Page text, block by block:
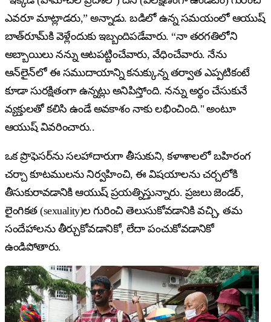
ఎవరూ మాట్లాడరు,” అన్నాడు. బడిలో ఉన్న సమయంలో ఆయుష్
బాత్‌రూమ్‌కి వెళ్లేందుకు ఇబ్బందిపడేవారు. “నా తరగతిలోని
అబ్బాయిలు నన్ను ఆటపట్టించేవారు, వేధించేవారు. నేను
ఆన్‌లైన్‌లో ఈ సముదాయాన్ని కనుక్కున్న తర్వాత ఎప్పటికంటే
కూడా సురక్షితంగా ఉన్నట్లు అనిపిస్తోంది. నన్ను అర్థం చేసుకునే
వ్యక్తులతో కలిసి ఉండే అవకాశం నాకు లభించింది." అంటూ
ఆయుష్ వివరించారు..
ఒక ప్రొఫెసర్‌ను సలహాదారుగా తీసుకుని, కళాశాలలో బహిరంగ
చర్చా కూటములను నిర్వహించి, ఈ విషయాలను చర్చలోకి
తీసుకురావడానికి ఆయుష్ ప్రయత్నిస్తున్నారు. ప్రజలు జెండర్,
లైంగికత (sexuality)ల గురించి తెలుసుకోవడానికి వచ్చి, తమ
సందేహాలను తీర్చుకోవడానికో, లేదా పంచుకోవడానికో
ఉండిపోతారు.